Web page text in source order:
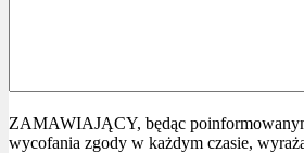
ZAMAWIAJĄCY, będąc
wycofania zgody w każdym czasie,